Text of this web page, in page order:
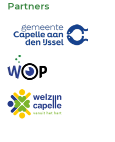
Partners